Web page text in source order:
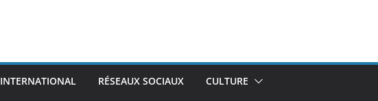
INTERNATIONAL RÉSEAUX SOCIAUX CULTURE